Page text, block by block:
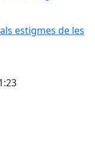
estigmes de les